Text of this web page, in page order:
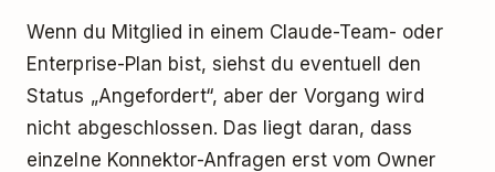
Wenn du Mitglied in einem Claude-Team- oder
Enterprise-Plan bist, siehst du eventuell den
Status „Angefordert“, aber der Vorgang wird
nicht abgeschlossen. Das liegt daran, dass
einzelne Konnektor-Anfragen erst vom Owner